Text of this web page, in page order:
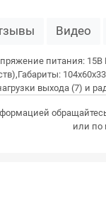
Видео
питания: 15В
выхода (7) и
или по